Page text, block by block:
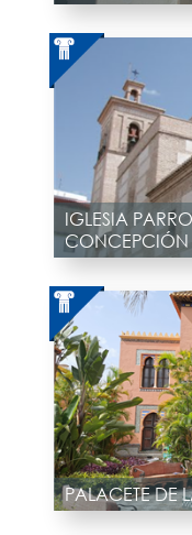
IGLESIA
CONCEPCIÓN
PALACETE DE